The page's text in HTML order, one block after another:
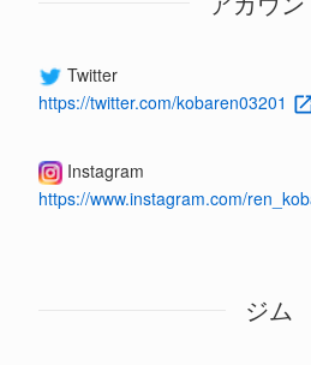
Twitter
https://twitter.com/kobaren03201
Instagram
https://www.instagram.com/
ジム